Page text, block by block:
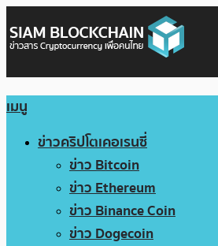
เมนู
ข่าวคริปโตเคอเรนซี่
ข่าว Bitcoin
ข่าว Ethereum
ข่าว Binance Coin
ข่าว Dogecoin